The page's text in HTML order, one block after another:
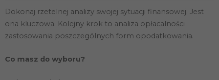
Dokonaj rzetelnej analizy swojej sytuacji finansowej. Jest
ona kluczowa. Kolejny krok to analiza opłacalności
zastosowania poszczególnych form opodatkowania.
Co masz do wyboru?